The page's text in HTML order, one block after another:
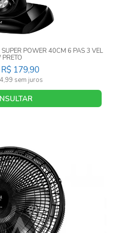
POWER 40CM 6 PAS 3 VEL
R$ 179,90
sem juros